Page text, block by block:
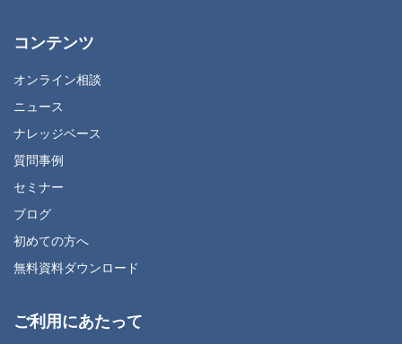
コンテンツ
オンライン相談
ニュース
ナレッジベース
質問事例
セミナー
ブログ
初めての方へ
無料資料ダウンロード
ご利用にあたって